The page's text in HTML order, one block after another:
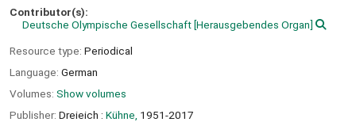
Contributor(s):
Deutsche Olympische Gesellschaft [Herausgebendes Organ]
Resource type: Periodical
Language: German
Volumes: Show volumes
Publisher: Dreieich : Kühne, 1951-2017